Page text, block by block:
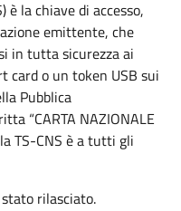
è la chiave di accesso,
emittente, che
in tutta sicurezza ai
card o un token USB sui
Pubblica
“CARTA NAZIONALE
TS-CNS è a tutti gli
rilasciato.